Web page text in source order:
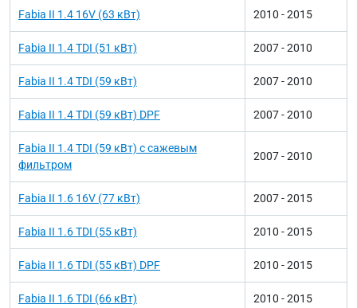
Fabia II 1.4 16V (63 кВт) 2010 - 2015
Fabia II 1.4 TDI (51 кВт) 2007 - 2010
Fabia II 1.4 TDI (59 кВт) 2007 - 2010
Fabia II 1.4 TDI (59 кВт) DPF 2007 - 2010
Fabia II 1.4 TDI (59 кВт) с сажевым
фильтром
2007 - 2010
Fabia II 1.6 16V (77 кВт) 2007 - 2015
Fabia II 1.6 TDI (55 кВт) 2010 - 2015
Fabia II 1.6 TDI (55 кВт) DPF 2010 - 2015
Fabia II 1.6 TDI (66 кВт) 2010 - 2015